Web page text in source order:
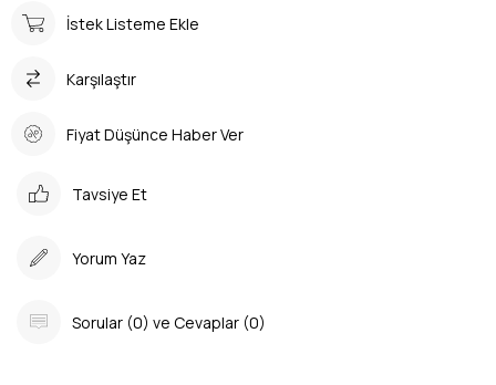
İstek Listeme Ekle
Karşılaştır
Fiyat Düşünce Haber Ver
Tavsiye Et
Yorum Yaz
Sorular (0) ve Cevaplar (0)